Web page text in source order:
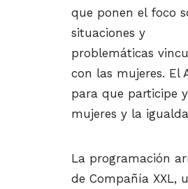
que ponen el foco
situaciones y
problemáticas
con las mujeres. El
para que participe
mujeres y la
La programación
de Compañía XXL,